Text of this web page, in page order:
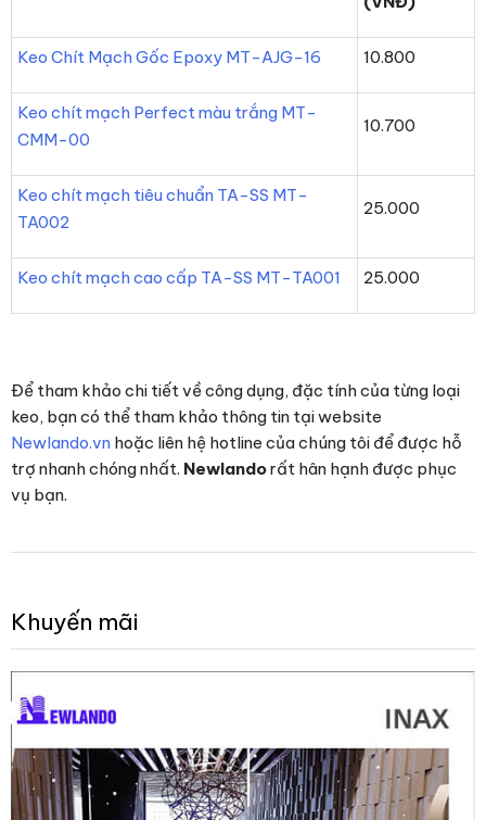
Keo Chít Mạch Gốc Epoxy MT-AJG-16 10.800
Keo chít mạch Perfect màu trắng MT-
CMM-00
10.700
Keo chít mạch tiêu chuẩn TA-SS MT-
TA002
25.000
Keo chít mạch cao cấp TA-SS MT-TA001 25.000
Để tham khảo chi tiết về công dụng, đặc tính của từng loại
keo, bạn có thể tham khảo thông tin tại website
Newlando.vn hoặc liên hệ hotline của chúng tôi để được hỗ
trợ nhanh chóng nhất. Newlandorất hân hạnh được phục
vụ bạn.
Khuyến mãi